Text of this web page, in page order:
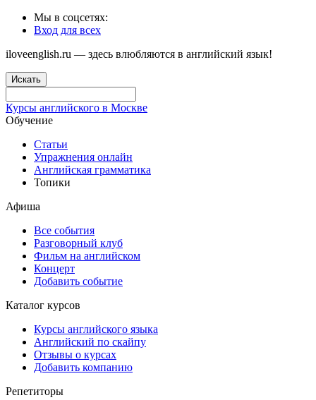
Мы в соцсетях:
Вход для всех
iloveenglish.ru — здесь влюбляются в английский язык!
Искать
Курсы английского в Москве
Обучение
Статьи
Упражнения онлайн
Английская грамматика
Топики
Афиша
Все события
Разговорный клуб
Фильм на английском
Концерт
Добавить событие
Каталог курсов
Курсы английского языка
Английский по скайпу
Отзывы о курсах
Добавить компанию
Репетиторы